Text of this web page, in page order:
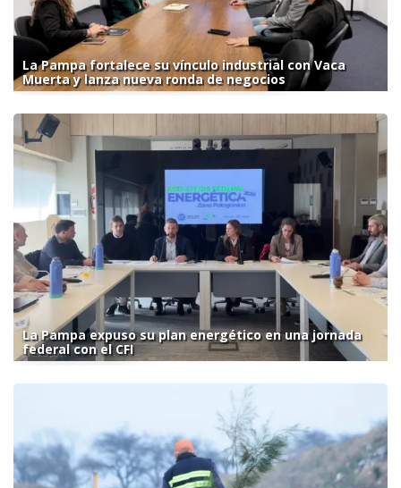
La Pampa fortalece su vínculo industrial con Vaca
Muerta y lanza nueva ronda de negocios
La Pampa expuso su plan energético en una jornada
federal con el CFI